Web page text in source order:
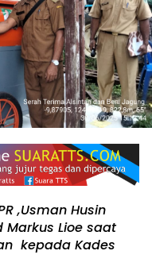
,Usman Husin
Markus Lioe saat
kepada Kades